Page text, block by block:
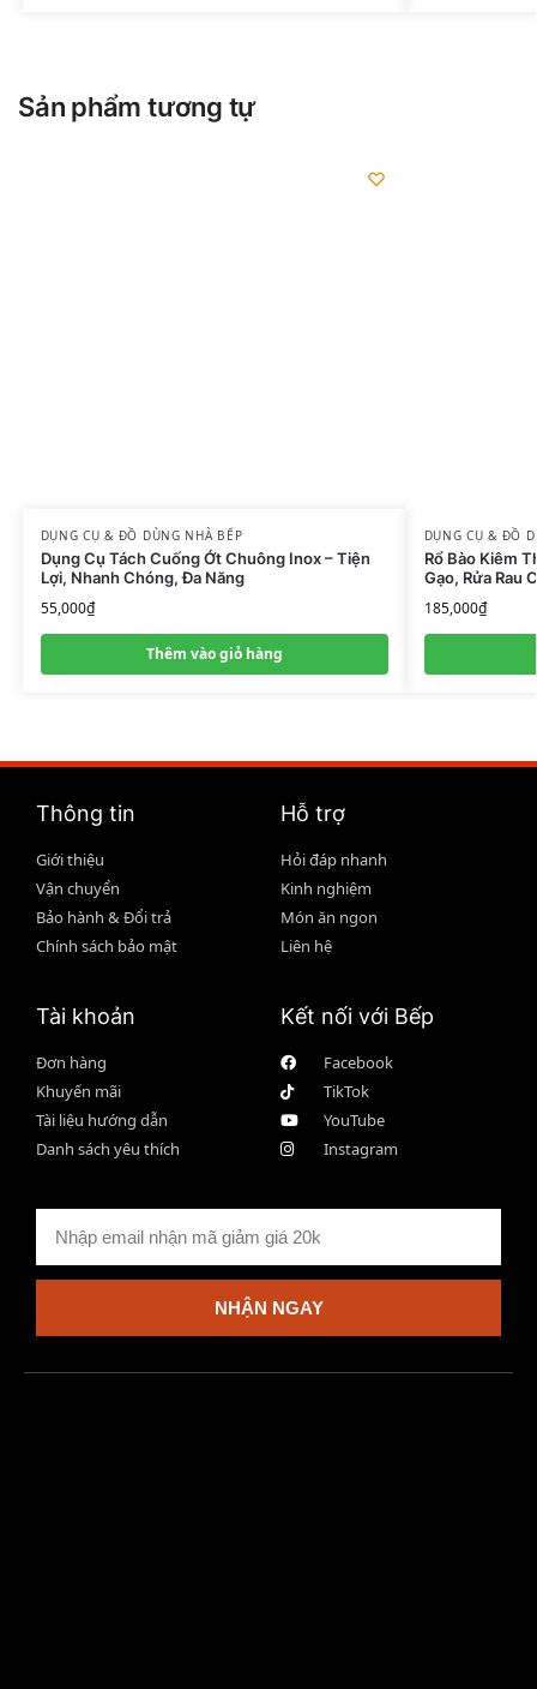
Sản phẩm tương tự
DỤNG CỤ & ĐỒ DÙNG NHÀ BẾP
Dụng Cụ Tách Cuống Ớt Chuông Inox – Tiện
Lợi, Nhanh Chóng, Đa Năng
55,000₫
Thêm vào giỏ hàng
DỤNG CỤ & ĐỒ
Rổ Bào Kiêm
Gạo, Rửa Rau
185,000₫
Thông tin
Giới thiệu
Vận chuyển
Bảo hành & Đổi trả
Chính sách bảo mật
Hỗ trợ
Hỏi đáp nhanh
Kinh nghiệm
Món ăn ngon
Liên hệ
Tài khoản
Đơn hàng
Khuyến mãi
Tài liệu hướng dẫn
Danh sách yêu thích
Kết nối với Bếp
Facebook
TikTok
YouTube
Instagram
NHẬN NGAY